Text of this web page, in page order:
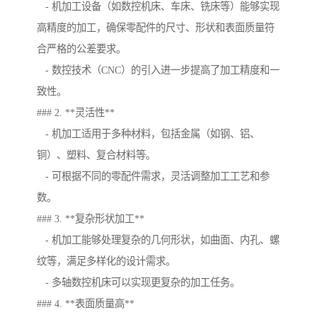
- 机加工设备（如数控机床、车床、铣床等）能够实现
高精度的加工，确保零配件的尺寸、形状和表面质量符
合严格的公差要求。
- 数控技术（CNC）的引入进一步提高了加工精度和一
致性。
### 2. **灵活性**
- 机加工适用于多种材料，包括金属（如钢、铝、
铜）、塑料、复合材料等。
- 可根据不同的零配件需求，灵活调整加工工艺和参
数。
### 3. **复杂形状加工**
- 机加工能够处理复杂的几何形状，如曲面、内孔、螺
纹等，满足多样化的设计需求。
- 多轴数控机床可以实现更复杂的加工任务。
### 4. **表面质量高**